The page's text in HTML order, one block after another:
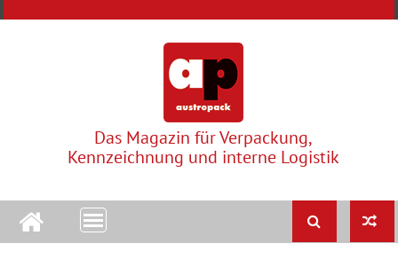
Das Magazin für Verpackung,
Kennzeichnung und interne Logistik